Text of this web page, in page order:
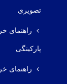
تصویری
راهنمای
پارکینگی
راهنمای